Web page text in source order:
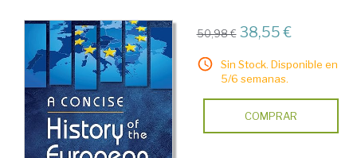
50,98 € 38,55 €
Sin Stock. Disponible en
5/6 semanas.
COMPRAR